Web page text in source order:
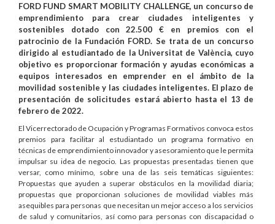
FORD FUND SMART MOBILITY CHALLENGE, un concurso de
emprendimiento para crear ciudades inteligentes y
sostenibles dotado con 22.500 € en premios con el
patrocinio de la Fundación FORD. Se trata de un concurso
dirigido al estudiantado de la Universitat de València, cuyo
objetivo es proporcionar formación y ayudas económicas a
equipos interesados en emprender en el ámbito de la
movilidad sostenible y las ciudades inteligentes. El plazo de
presentación de solicitudes estará abierto hasta el 13 de
febrero de 2022.
El Vicerrectorado de Ocupación y Programas Formativos convoca estos
premios para facilitar al estudiantado un programa formativo en
técnicas de emprendimiento innovador y asesoramiento que le permita
impulsar su idea de negocio. Las propuestas presentadas tienen que
versar, como mínimo, sobre una de las seis temáticas siguientes:
Propuestas que ayuden a superar obstáculos en la movilidad diaria;
propuestas que proporcionan soluciones de movilidad viables más
asequibles para personas que necesitan un mejor acceso a los servicios
de salud y comunitarios, así como para personas con discapacidad o